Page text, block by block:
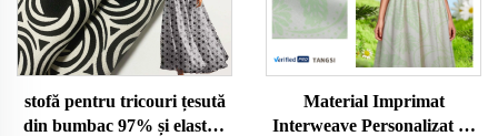
stofă pentru tricouri țesută
din bumbac 97% și elastan
Material Imprimat
Interweave Personalizat cu